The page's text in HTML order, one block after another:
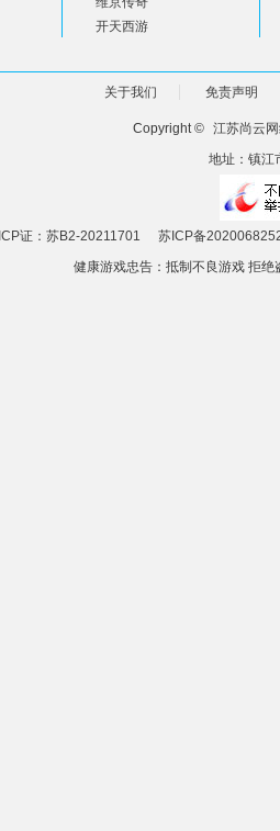
开天西游
关于我们 免责声明
Copyright © 江苏尚云
地址：镇江
ICP证：苏B2-20211701
苏ICP备
健康游戏忠告：抵制不良游戏 拒